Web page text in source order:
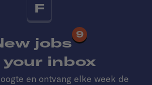
F
jobs
9
your inbox
en ontvang elke week de